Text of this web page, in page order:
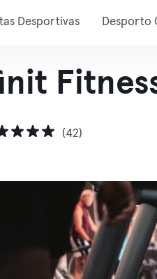
Desportivas Desporto
(42)